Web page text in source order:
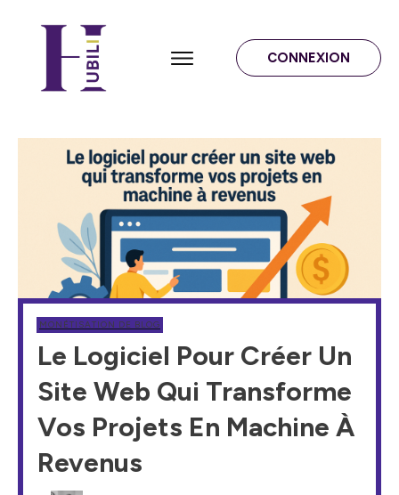
CONNEXION
MONÉTISATION DE BLOG
Le Logiciel Pour Créer Un
Site Web Qui Transforme
Vos Projets En Machine À
Revenus